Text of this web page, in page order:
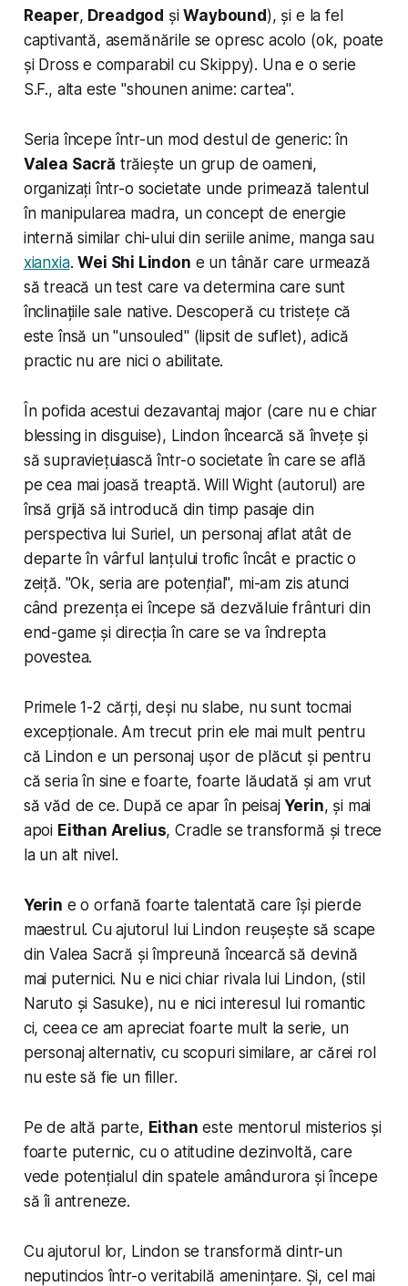
Reaper, Dreadgod șiWaybound), și e la fel
captivantă, asemănările se opresc acolo (ok, poate
și Dross e comparabil cu Skippy). Una e o serie
S.F., alta este "shounen anime: cartea".
Seria începe într-un mod destul de generic: în
Valea Sacră trăiește un grup de oameni,
organizați într-o societate unde primează talentul
în manipularea madra, un concept de energie
internă similar chi-ului din seriile anime, manga sau
xianxia.Wei Shi Lindon e un tânăr care urmează
să treacă un test care va determina care sunt
înclinațiile sale native. Descoperă cu tristețe că
este însă un "unsouled" (lipsit de suflet), adică
practic nu are nici o abilitate.
În pofida acestui dezavantaj major (care nu e chiar
blessing in disguise), Lindon încearcă să învețe și
să supraviețuiască într-o societate în care se află
pe cea mai joasă treaptă. Will Wight (autorul) are
însă grijă să introducă din timp pasaje din
perspectiva lui Suriel, un personaj aflat atât de
departe în vârful lanțului trofic încât e practic o
zeiță. "Ok, seria are potențial", mi-am zis atunci
când prezența ei începe să dezvăluie frânturi din
end-game și direcția în care se va îndrepta
povestea.
Primele 1-2 cărți, deși nu slabe, nu sunt tocmai
excepționale. Am trecut prin ele mai mult pentru
că Lindon e un personaj ușor de plăcut și pentru
că seria în sine e foarte, foarte lăudată și am vrut
să văd de ce. După ce apar în peisajYerin, și mai
apoi Eithan Arelius, Cradle se transformă și trece
la un alt nivel.
Yerin e o orfană foarte talentată care își pierde
maestrul. Cu ajutorul lui Lindon reușește să scape
din Valea Sacră și împreună încearcă să devină
mai puternici. Nu e nici chiar rivala lui Lindon, (stil
Naruto și Sasuke), nu e nici interesul lui romantic
ci, ceea ce am apreciat foarte mult la serie, un
personaj alternativ, cu scopuri similare, ar cărei rol
nu este să fie un filler.
Pe de altă parte, Eithan este mentorul misterios și
foarte puternic, cu o atitudine dezinvoltă, care
vede potențialul din spatele amândurora și începe
să îi antreneze.
Cu ajutorul lor, Lindon se transformă dintr-un
neputincios într-o veritabilă amenințare. Și, cel mai